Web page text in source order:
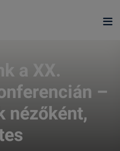
a XX.
–
nézőként,